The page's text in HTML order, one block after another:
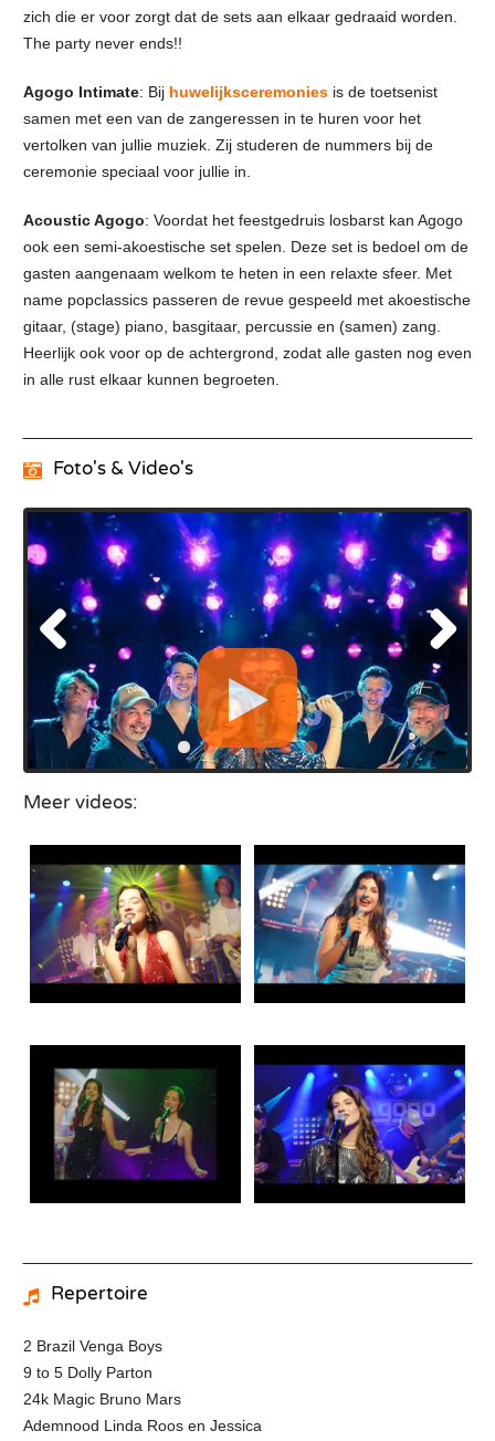
zich die er voor zorgt dat de sets aan elkaar gedraaid worden.
The party never ends!!
Agogo Intimate: Bij huwelijksceremonies is de toetsenist
samen met een van de zangeressen in te huren voor het
vertolken van jullie muziek. Zij studeren de nummers bij de
ceremonie speciaal voor jullie in.
Acoustic Agogo: Voordat het feestgedruis losbarst kan Agogo
ook een semi-akoestische set spelen. Deze set is bedoel om de
gasten aangenaam welkom te heten in een relaxte sfeer. Met
name popclassics passeren de revue gespeeld met akoestische
gitaar, (stage) piano, basgitaar, percussie en (samen) zang.
Heerlijk ook voor op de achtergrond, zodat alle gasten nog even
in alle rust elkaar kunnen begroeten.
Foto's & Video's
Meer videos:
Repertoire
2 Brazil Venga Boys
9 to 5 Dolly Parton
24k Magic Bruno Mars
Ademnood Linda Roos en Jessica